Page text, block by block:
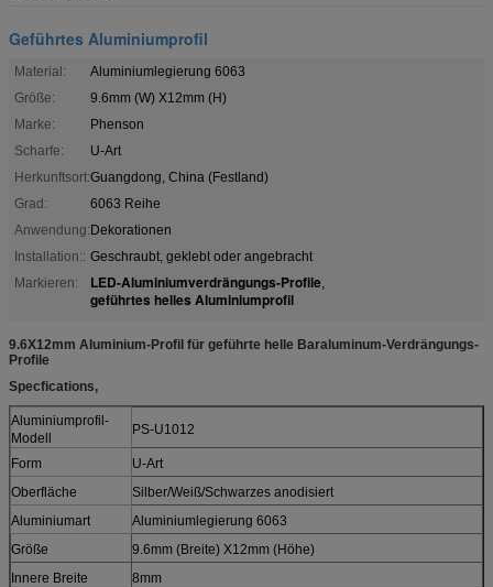
Geführtes Aluminiumprofil
Material:
Aluminiumlegierung 6063
Größe:
9.6mm (W) X12mm (H)
Marke:
Phenson
Scharfe:
U-Art
Herkunftsort:Guangdong, China (Festland)
Grad:
6063 Reihe
Anwendung:Dekorationen
Installation:: Geschraubt, geklebt oder angebracht
Markieren:
LED-Aluminiumverdrängungs-Profile,
geführtes helles Aluminiumprofil
9.6X12mm Aluminium-Profil für geführte helle Baraluminum-Verdrängungs-
Profile
Specfications,
Aluminiumprofil-
Modell
PS-U1012
Form
U-Art
Oberfläche
Silber/Weiß/Schwarzes anodisiert
Aluminiumart
Aluminiumlegierung 6063
Größe
9.6mm (Breite) X12mm (Höhe)
Innere Breite
8mm